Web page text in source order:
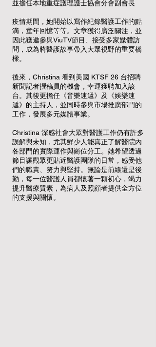
並擔任本地重症護理護士協會分會副會長
疫情期間，她開始以寫作紀錄醫護工作的點
滴，童年回憶等等。文章獲得廣泛關注，並
因此獲邀參與ViuTV節目、接受多家媒體訪
問，成為將醫護故事帶入大眾視野的重要橋
樑。
後來，Christina 看到美國 KTSF 26 台招聘
新聞記者撰稿員的機會，幸運獲聘加入該
台。其後更擔任《音樂速遞》及《娛樂速
遞》的主持人，並同時參與市場推廣部門的
工作，發展多元媒體事業。
Christina 深感社會大眾對醫護工作仍有許多
誤解與未知，尤其鮮少人能真正了解醫院內
各部門的實際運作與崗位分工。她希望透過
節目讓觀眾更貼近醫護團隊的日常，感受他
們的職責、努力與堅持。無論是前線還是後
勤，每一位醫護人員都懷著一顆初心，竭力
提升醫療質素，為病人及照顧者提供全方位
的支援與關懷。